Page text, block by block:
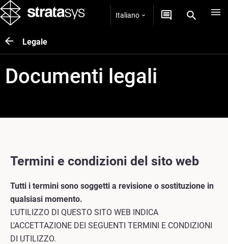
Italiano
Legale
Documenti legali
Termini e condizioni del sito web
Tutti i termini sono soggetti a revisione o sostituzione in
qualsiasi momento.
L'UTILIZZO DI QUESTO SITO WEB INDICA
L'ACCETTAZIONE DEI SEGUENTI TERMINI E CONDIZIONI
DI UTILIZZO.